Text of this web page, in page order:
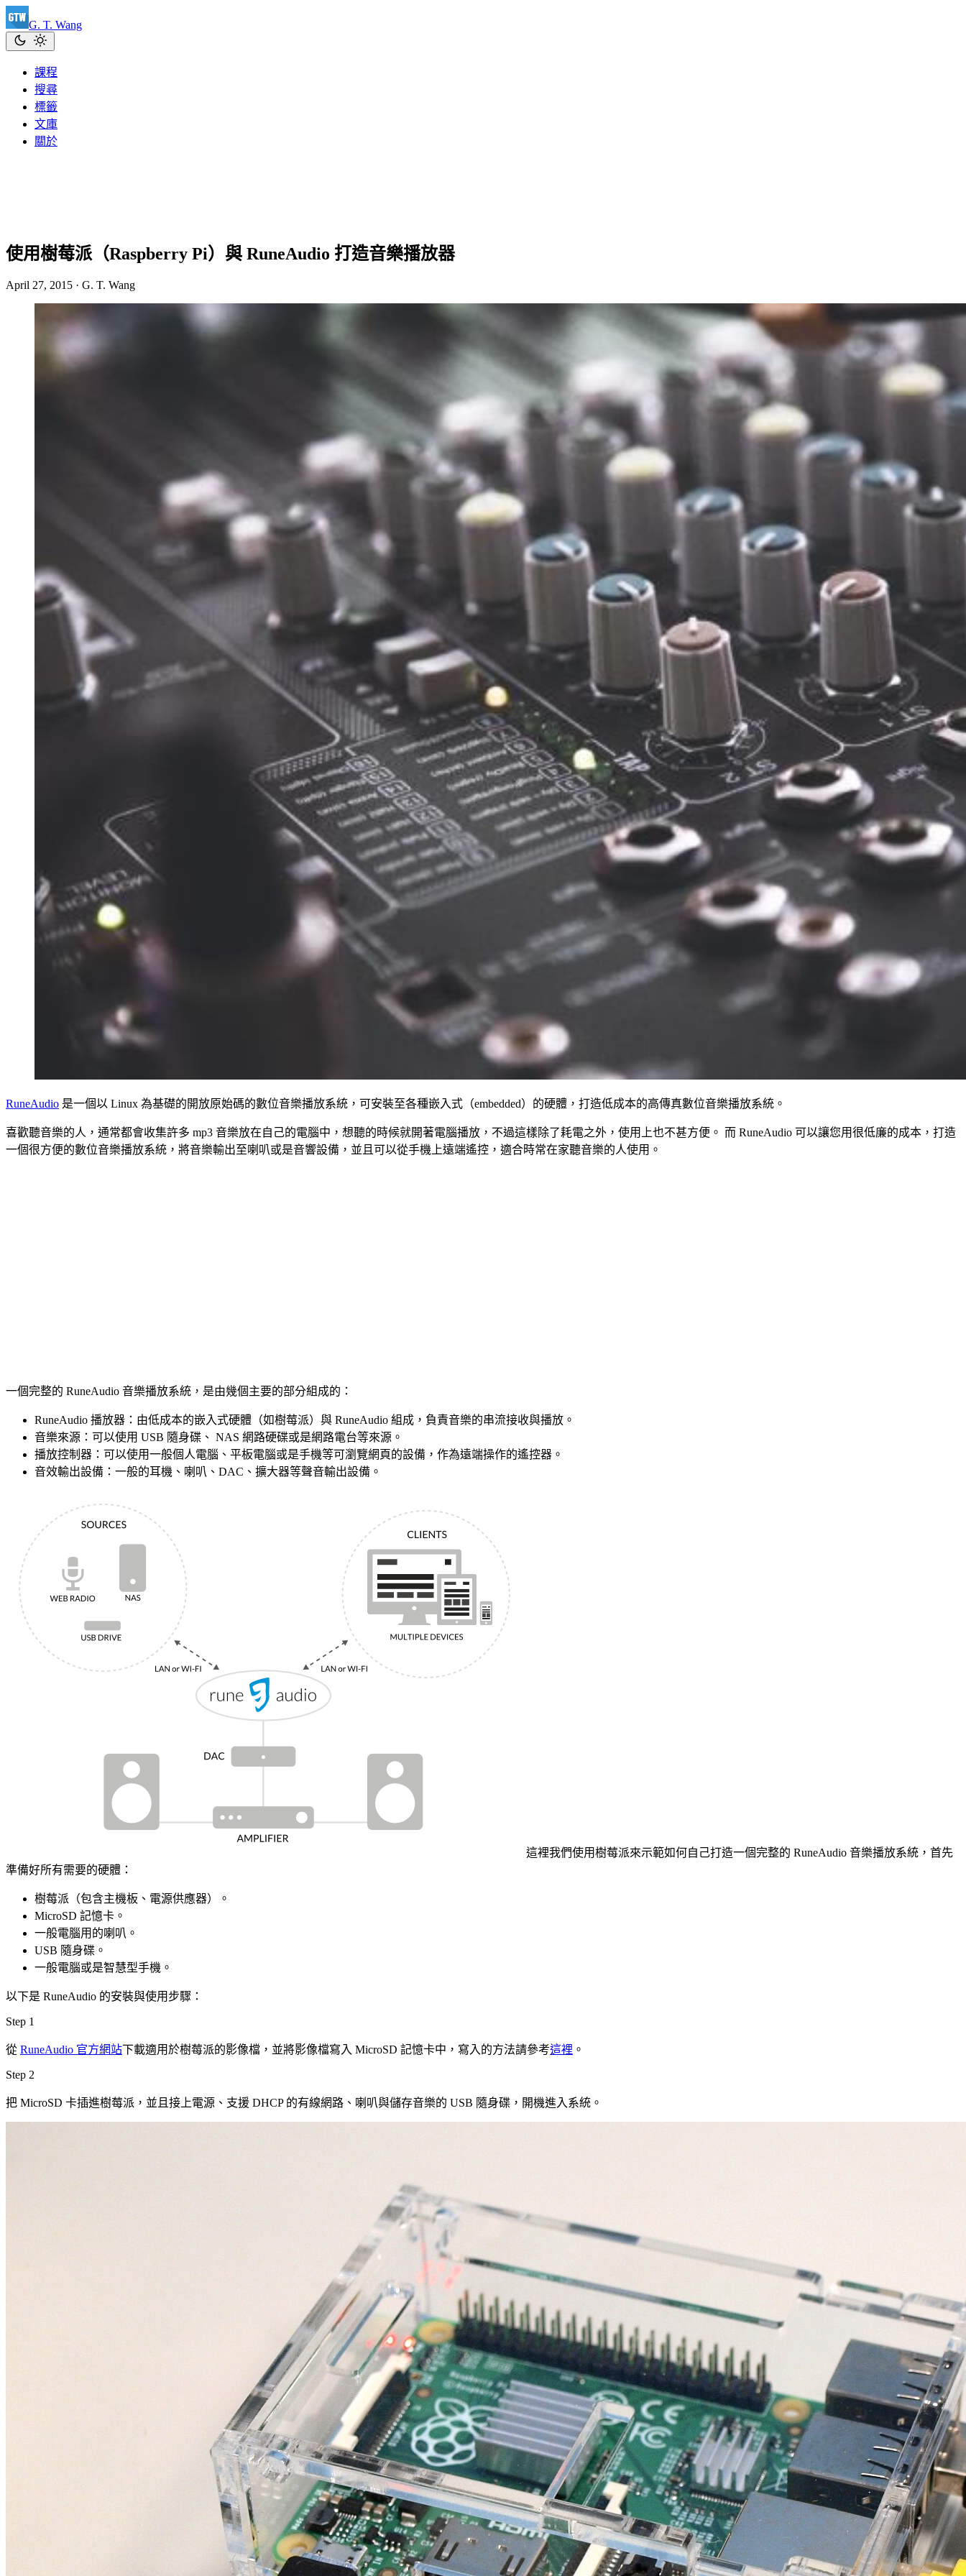
G. T. Wang
課程
搜尋
標籤
文庫
關於
使用樹莓派（Raspberry Pi）與 RuneAudio 打造音樂播放器
April 27, 2015 · G. T. Wang
RuneAudio 是一個以 Linux 為基礎的開放原始碼的數位音樂播放系統，可安裝至各種嵌入式（embedded）的硬體，打造低成本的高傳真數位音樂播放系統。
喜歡聽音樂的人，通常都會收集許多 mp3 音樂放在自己的電腦中，想聽的時候就開著電腦播放，不過這樣除了耗電之外，使用上也不甚方便。 而 RuneAudio 可以讓您用很低廉的成本，打造
一個很方便的數位音樂播放系統，將音樂輸出至喇叭或是音響設備，並且可以從手機上遠端遙控，適合時常在家聽音樂的人使用。
一個完整的 RuneAudio 音樂播放系統，是由幾個主要的部分組成的：
RuneAudio 播放器：由低成本的嵌入式硬體（如樹莓派）與 RuneAudio 組成，負責音樂的串流接收與播放。
音樂來源：可以使用 USB 隨身碟、 NAS 網路硬碟或是網路電台等來源。
播放控制器：可以使用一般個人電腦、平板電腦或是手機等可瀏覽網頁的設備，作為遠端操作的遙控器。
音效輸出設備：一般的耳機、喇叭、DAC、擴大器等聲音輸出設備。
這裡我們使用樹莓派來示範如何自己打造一個完整的 RuneAudio 音樂播放系統，首先
準備好所有需要的硬體：
樹莓派（包含主機板、電源供應器）。
MicroSD 記憶卡。
一般電腦用的喇叭。
USB 隨身碟。
一般電腦或是智慧型手機。
以下是 RuneAudio 的安裝與使用步驟：
Step 1
從 RuneAudio 官方網站下載適用於樹莓派的影像檔，並將影像檔寫入 MicroSD 記憶卡中，寫入的方法請參考這裡 。
Step 2
把 MicroSD 卡插進樹莓派，並且接上電源、支援 DHCP 的有線網路、喇叭與儲存音樂的 USB 隨身碟，開機進入系統。